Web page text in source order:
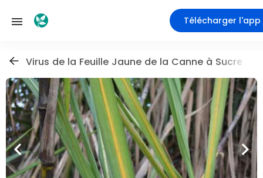
Télécharger l'app
Virus de la Feuille Jaune de la Canne à Sucre